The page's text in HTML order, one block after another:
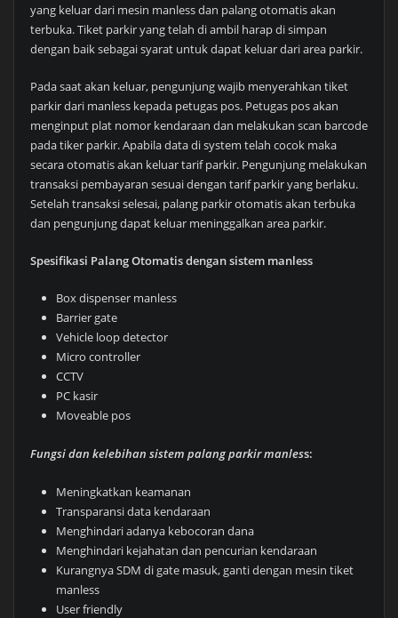
yang keluar dari mesin manless dan palang otomatis akan
terbuka. Tiket parkir yang telah di ambil harap di simpan
dengan baik sebagai syarat untuk dapat keluar dari area parkir.
Pada saat akan keluar, pengunjung wajib menyerahkan tiket
parkir dari manless kepada petugas pos. Petugas pos akan
menginput plat nomor kendaraan dan melakukan scan barcode
pada tiker parkir. Apabila data di system telah cocok maka
secara otomatis akan keluar tarif parkir. Pengunjung melakukan
transaksi pembayaran sesuai dengan tarif parkir yang berlaku.
Setelah transaksi selesai, palang parkir otomatis akan terbuka
dan pengunjung dapat keluar meninggalkan area parkir.
Spesifikasi Palang Otomatis dengan sistem manless
Box dispenser manless
Barrier gate
Vehicle loop detector
Micro controller
CCTV
PC kasir
Moveable pos
Fungsi dan kelebihan sistem palang parkir manless:
Meningkatkan keamanan
Transparansi data kendaraan
Menghindari adanya kebocoran dana
Menghindari kejahatan dan pencurian kendaraan
Kurangnya SDM di gate masuk, ganti dengan mesin tiket
manless
User friendly